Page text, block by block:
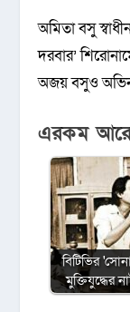
অমিতা বসু
দরবার’
অজয় বসুও
এরকম
বিটিভির
মুক্তিযুদ্ধের